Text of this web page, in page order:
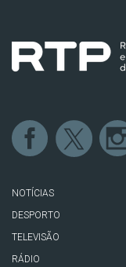
NOTÍCIAS
DESPORTO
TELEVISÃO
RÁDIO